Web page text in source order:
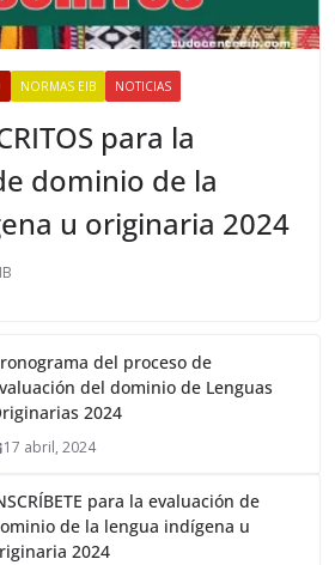
NORMAS EIB NOTICIAS
para la
dominio de la
u originaria 2024
del proceso de
del dominio de Lenguas
2024
17 abril, 2024
para la evaluación de
de la lengua indígena u
2024